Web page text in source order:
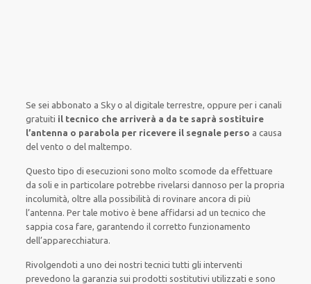
Se sei abbonato a Sky o al digitale terrestre, oppure per i canali
gratuiti il tecnico che arriverà a da te saprà sostituire
l’antenna o parabola per ricevere il segnale perso a causa
del vento o del maltempo.
Questo tipo diesecuzioni sono molto scomode daeffettuare
da soliein particolare potrebberivelarsi dannoso per la propria
incolumità, oltre alla possibilità dirovinare ancora di più
l’antenna. Per tale motivo è bene affidarsi ad untecnico che
sappiacosa fare, garantendo ilcorretto funzionamento
dell’apparecchiatura.
Rivolgendoti a uno dei nostritecnici tutti gli interventi
prevedono la garanzia sui prodotti sostitutivi utilizzati e sono